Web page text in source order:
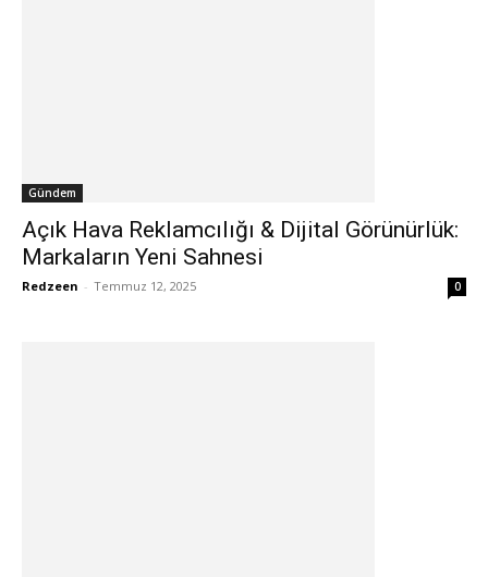
Gündem
Açık Hava Reklamcılığı & Dijital Görünürlük:
Markaların Yeni Sahnesi
Redzeen - Temmuz 12, 2025 0